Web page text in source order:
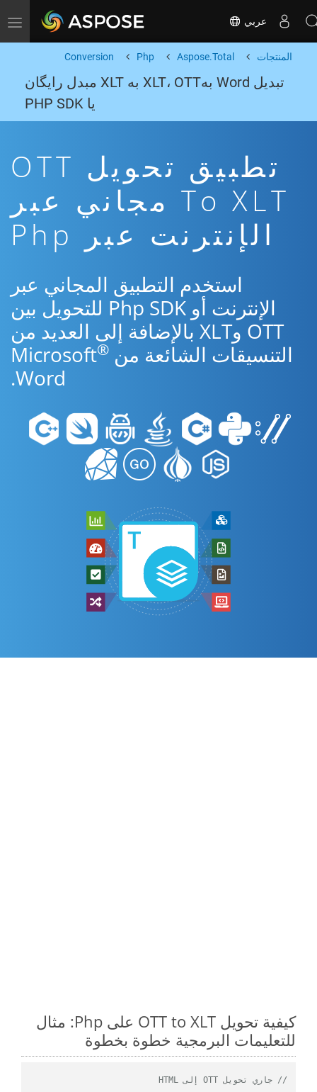
Toggle navigation عربي
المنتجات Aspose.Total
Php
Conversion
تبدیل Word بهXLT، OTT به XLT مبدل رایگان
یا PHP SDK
تطبيق تحويل OTT
To XLT مجاني عبر
الإنترنت عبر Php
استخدم التطبيق المجاني عبر
الإنترنت أو Php SDK للتحويل بين
OTT وXLT بالإضافة إلى العديد من
التنسيقات الشائعة من Microsoft ®
Word.
كيفية تحويل OTT to XLT على Php: مثال
للتعليمات البرمجية خطوة بخطوة
// جاري تحويل OTT إلى HTML